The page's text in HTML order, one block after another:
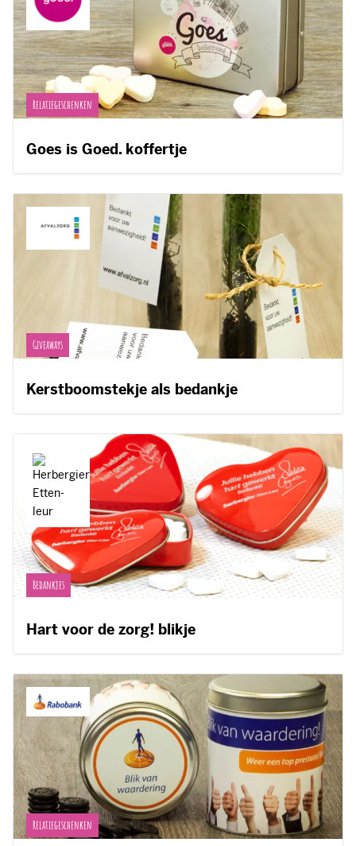
Relatiegeschenken
Goes is Goed. koffertje
Giveaways
Kerstboomstekje als bedankje
Bedankjes
Hart voor de zorg! blikje
Relatiegeschenken